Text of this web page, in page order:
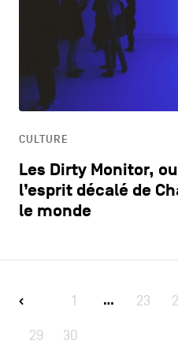
CULTURE
Les Dirty Monitor,
l’esprit décalé de
le monde
1 … 23
29 30